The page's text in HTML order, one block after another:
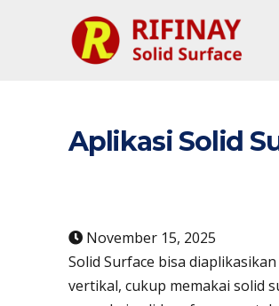
Aplikasi Solid
November 15, 2025
Solid Surface bisa
vertikal, cukup memakai solid